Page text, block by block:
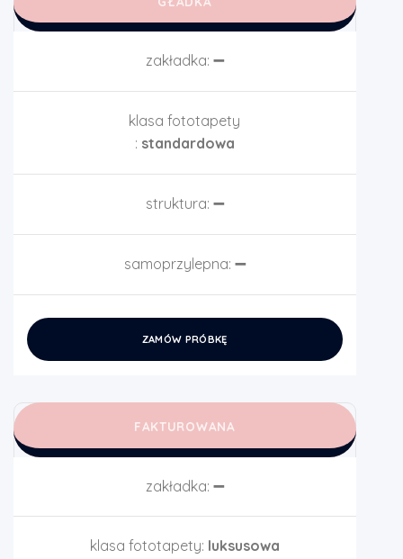
zakładka: ➖
klasa fototapety
: standardowa
struktura: ➖
samoprzylepna: ➖
ZAMÓW PRÓBKĘ
FAKTUROWANA
zakładka: ➖
klasa fototapety: luksusowa